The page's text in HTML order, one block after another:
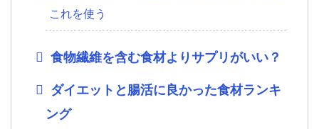
これを使う
食物繊維を含む食材よりサプリがいい？
ダイエットと腸活に良かった食材ランキ
ング